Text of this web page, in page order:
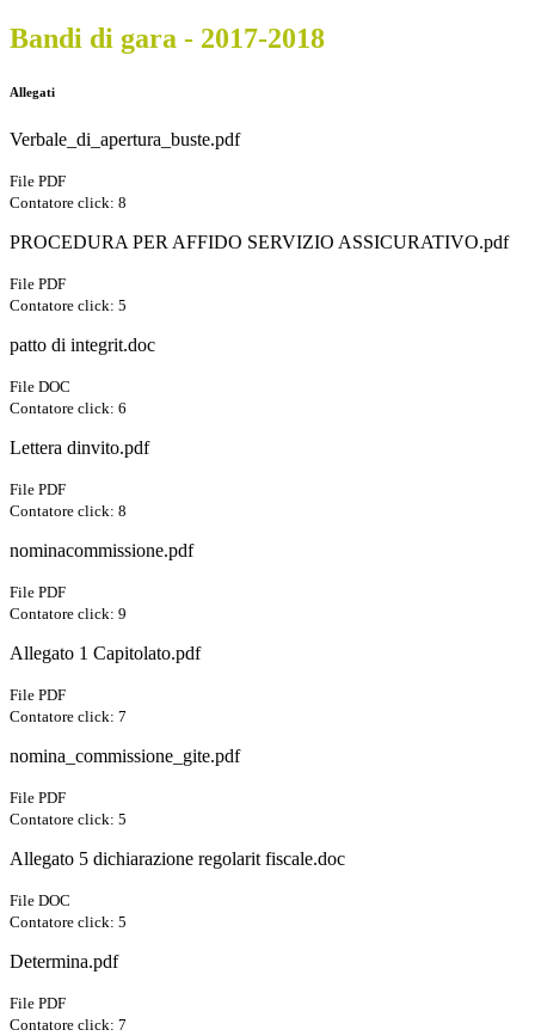
Bandi di gara - 2017-2018
Allegati
Verbale_di_apertura_buste.pdf
File PDF
Contatore click: 8
PROCEDURA PER AFFIDO SERVIZIO ASSICURATIVO.pdf
File PDF
Contatore click: 5
patto di integrit.doc
File DOC
Contatore click: 6
Lettera dinvito.pdf
File PDF
Contatore click: 8
nominacommissione.pdf
File PDF
Contatore click: 9
Allegato 1 Capitolato.pdf
File PDF
Contatore click: 7
nomina_commissione_gite.pdf
File PDF
Contatore click: 5
Allegato 5 dichiarazione regolarit fiscale.doc
File DOC
Contatore click: 5
Determina.pdf
File PDF
Contatore click: 7